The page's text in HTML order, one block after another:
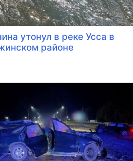
утонул в реке Усса в
районе